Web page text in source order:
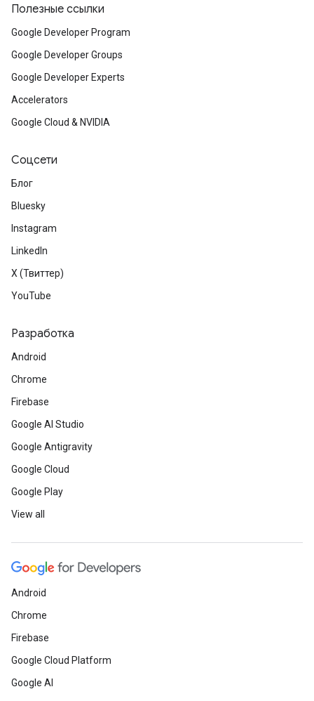
Полезные ссылки
Google Developer Program
Google Developer Groups
Google Developer Experts
Accelerators
Google Cloud & NVIDIA
Соцсети
Блог
Bluesky
Instagram
LinkedIn
X (Твиттер)
YouTube
Разработка
Android
Chrome
Firebase
Google AI Studio
Google Antigravity
Google Cloud
Google Play
View all
Android
Chrome
Firebase
Google Cloud Platform
Google AI